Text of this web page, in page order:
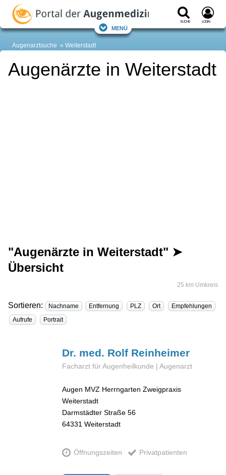
Suche Login
Menü
Augenarztsuche Weiterstadt
Augenärzte in Weiterstadt
"Augenärzte in Weiterstadt" ➤
Übersicht
25 km Umkreis
Sortieren: Nachname Entfernung PLZ Ort
Empfehlungen
Aufrufe
Portrait
Dr. med. Rolf Reinheimer
Facharzt für Augenheilkunde | Augenarzt
Augen MVZ Herrngarten Zweigpraxis
Weiterstadt
Darmstädter Straße 56
64331 Weiterstadt
Öffnungszeiten Privatpatienten